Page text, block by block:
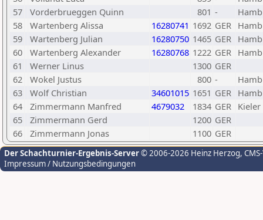
57
Vorderbrueggen Quinn 801 -
58
Wartenberg Alissa 16280741 1692 GER
59
Wartenberg Julian 16280750 1465 GER
60
Wartenberg Alexander 16280768 1222 GER
61
Werner Linus 1300 GER
62
Wokel Justus 800 -
63
Wolf Christian 34601015 1651 GER
64
Zimmermann Manfred 4679032 1834 GER
65
Zimmermann Gerd 1200 GER
66
Zimmermann Jonas 1100 GER
Der Schachturnier-Ergebnis-Server© 2006-2026 Heinz Herzog,
Impressum / Nutzungsbedingungen